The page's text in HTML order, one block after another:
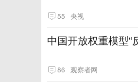
55 央视
中国开放权重模型“
86 观察者网